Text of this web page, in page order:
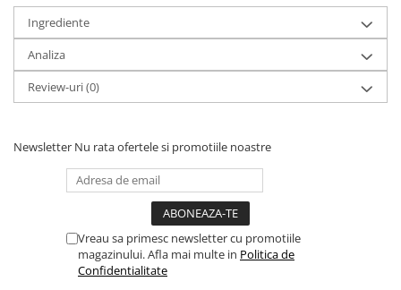
Ingrediente
Analiza
Review-uri(0)
Newsletter Nu rata ofertele si promotiile noastre
Vreau sa primesc newsletter cu promotiile
magazinului. Afla mai multe in Politica de
Confidentialitate